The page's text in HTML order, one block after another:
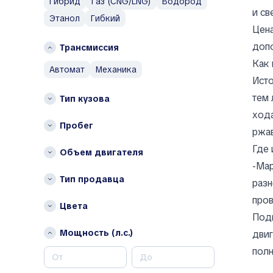
Alpina
AM General
Arcfox
Aro
Aston Martin
Auburn
Aurus
Austin Healey
Autobianchi
Avatr
Шида-Картли
Этанол
Гибкий
Трансмиссия
автомат
механика
Тип кузова
Пробег
Объем двигателя
Тип продавца
Цвета
Мощность (л.с.)
и
Как
тем
Где
-